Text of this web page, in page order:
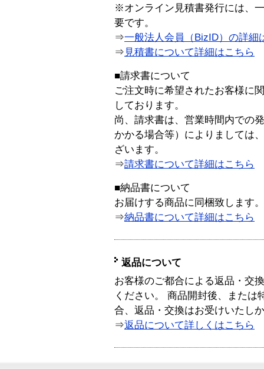
※オンライン見積書発行には、
要です。
⇒一般法人会員（BizID）の詳細
⇒ 見積書について詳細はこちら
■請求書について
ご注文時に希望されたお客様に
しております。
尚、請求書は、営業時間内での
かかる場合等）によりましては
ざいます。
⇒請求書について詳細はこちら
■納品書について
お届けする商品に同梱致します。
⇒納品書について詳細はこちら
返品について
お客様のご都合による返品・交
ください。 商品開封後、または
合、返品・交換はお受けいたし
⇒返品について詳しくはこちら